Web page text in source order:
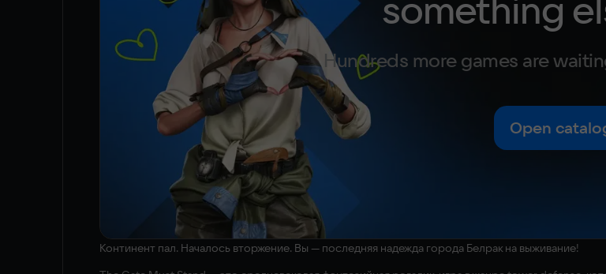
Hundreds more games are
Open
Континент пал. Началось вторжение. Вы — последняя надежда города Белрак на выживание!